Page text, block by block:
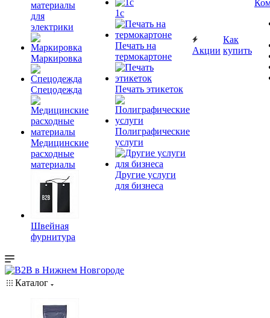
материалы
для
электрики
Маркировка
Спецодежда
Медицинские
расходные
материалы
Швейная
фурнитура
1c
Печать на
термокартоне
Печать этикеток
Полиграфические
услуги
Другие услуги
для бизнеса
Акции
Как
купить
Каталог